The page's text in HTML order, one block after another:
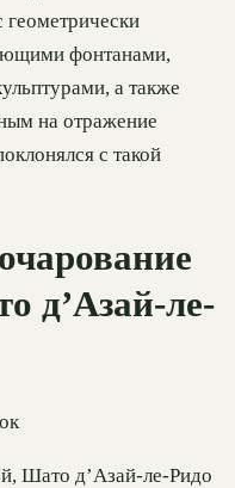
фонтанами,
а также
на отражение
с такой
д’Азай-ле-
Шато д’Азай-ле-Ридо